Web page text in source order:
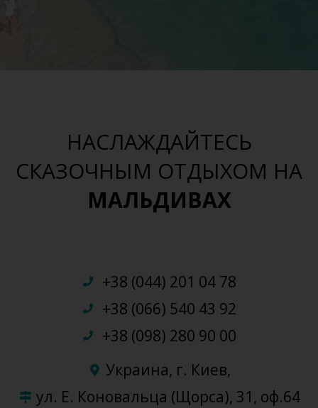
НАСЛАЖДАЙТЕСЬ
СКАЗОЧНЫМ ОТДЫХОМ НА
МАЛЬДИВАХ
+38 (044) 201 04 78
+38 (066) 540 43 92
+38 (098) 280 90 00
Украина, г. Киев,
ул. Е. Коновальца (Щорса), 31, оф.64